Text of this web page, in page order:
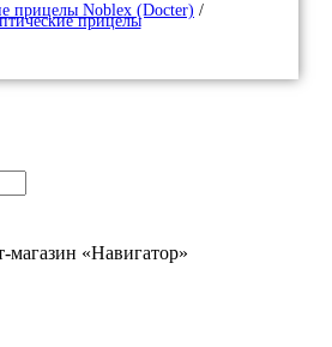
прицелы Noblex (Docter) /
прицелы
«Навигатор»